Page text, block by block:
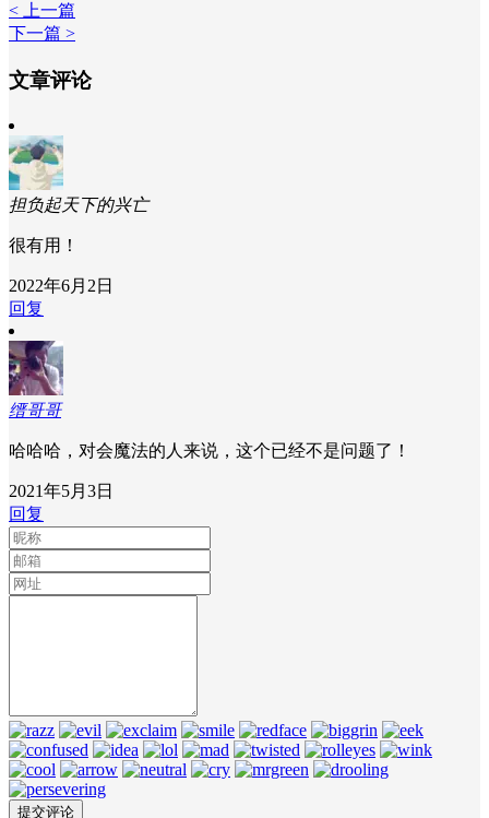
< 上一篇
下一篇 >
文章评论
担负起天下的兴亡
很有用！
2022年6月2日
回复
缙哥哥
哈哈哈，对会魔法的人来说，这个已经不是问题了！
2021年5月3日
回复